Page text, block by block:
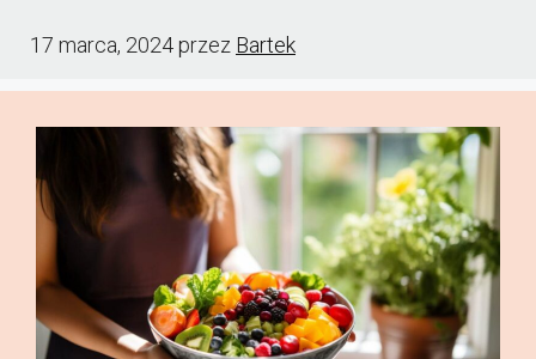
17 marca, 2024przez Bartek